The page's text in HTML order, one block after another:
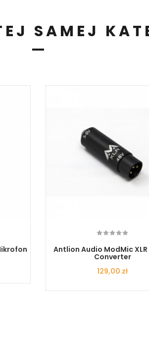
SAMEJ
Antlion Audio ModMic
Converter
Cena
129,00 zł